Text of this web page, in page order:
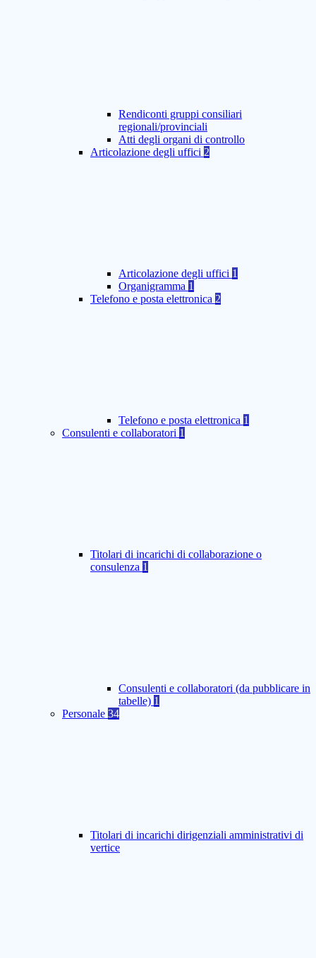
Rendiconti gruppi consiliari
regionali/provinciali
Atti degli organi di controllo
Articolazione degli uffici 2
Articolazione degli uffici 1
Organigramma 1
Telefono e posta elettronica 2
Telefono e posta elettronica 1
Consulenti e collaboratori 1
Titolari di incarichi di collaborazione o
consulenza 1
Consulenti e collaboratori (da pubblicare in
tabelle) 1
Personale 34
Titolari di incarichi dirigenziali amministrativi di
vertice